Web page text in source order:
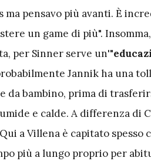
ma pensavo più avanti. È
un game di più".
per Sinner serve un'"
Jannik ha una
da bambino, prima di
e calde. A differenza di
a Villena è capitato
più a lungo proprio per